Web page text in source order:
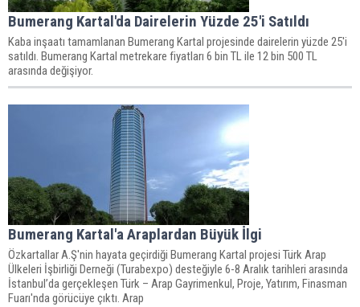
Bumerang Kartal'da Dairelerin Yüzde 25'i Satıldı
Kaba inşaatı tamamlanan Bumerang Kartal projesinde dairelerin yüzde 25'i
satıldı. Bumerang Kartal metrekare fiyatları 6 bin TL ile 12 bin 500 TL
arasında değişiyor.
Bumerang Kartal'a Araplardan Büyük İlgi
Özkartallar A.Ş'nin hayata geçirdiği Bumerang Kartal projesi Türk Arap
Ülkeleri İşbirliği Derneği (Turabexpo) desteğiyle 6-8 Aralık tarihleri arasında
İstanbul’da gerçekleşen Türk – Arap Gayrimenkul, Proje, Yatırım, Finasman
Fuarı'nda görücüye çıktı. Arap